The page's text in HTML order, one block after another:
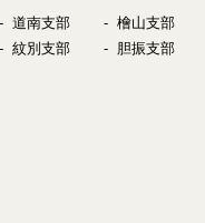
道南支部 檜山支部
紋別支部 胆振支部